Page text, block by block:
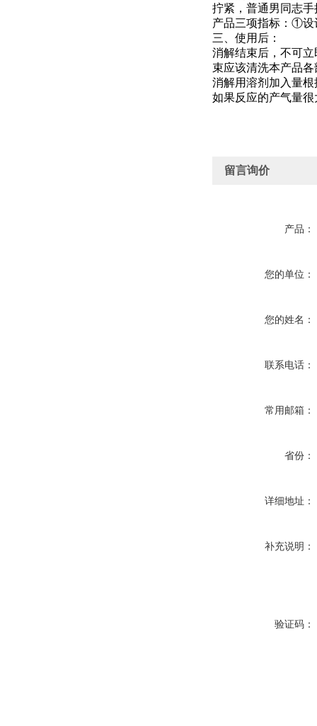
拧紧，普通男同志
产品三项指标：①
三、使用后：
消解结束后，不可
束应该清洗本产品
消解用溶剂加入量
如果反应的产气量
留言询价
产品：
您的单位：
您的姓名：
联系电话：
常用邮箱：
省份：
详细地址：
补充说明：
验证码：